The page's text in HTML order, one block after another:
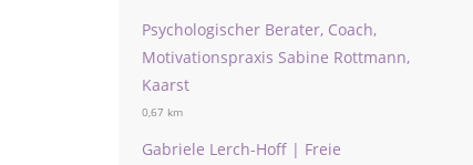
Psychologischer Berater, Coach,
Motivationspraxis Sabine Rottmann,
Kaarst
0,67 km
Gabriele Lerch-Hoff | Freie